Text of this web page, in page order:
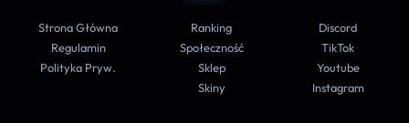
Strona Główna
Regulamin
Polityka Pryw.
Ranking
Społeczność
Sklep
Skiny
Discord
TikTok
Youtube
Instagram